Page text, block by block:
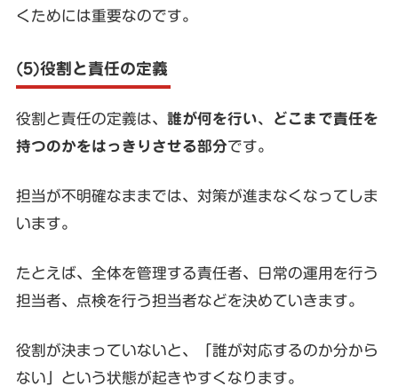
くためには重要なのです。
(5)役割と責任の定義
役割と責任の定義は、 誰が何を行い、どこまで責任を
持つのかをはっきりさせる部分です。
担当が不明確なままでは、対策が進まなくなってしま
います。
たとえば、全体を管理する責任者、日常の運用を行う
担当者、点検を行う担当者などを決めていきます。
役割が決まっていないと、「誰が対応するのか分から
ない」という状態が起きやすくなります。